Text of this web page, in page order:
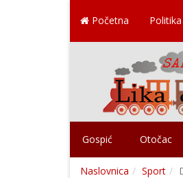
Početna Politika
Gospić Otočac
Naslovnica Sport